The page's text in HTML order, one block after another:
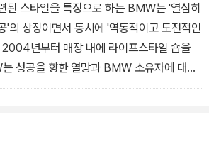
된 스타일을 특징으로 하는 BMW는 '열심히
'의 상징이면서 동시에 '역동적이고 도전적인
년부터 매장 내에 라이프스타일 숍을
성공을 향한 열망과 BMW 소유자에 대한
생활용품 등 다양한 영역으로 브랜드를 확